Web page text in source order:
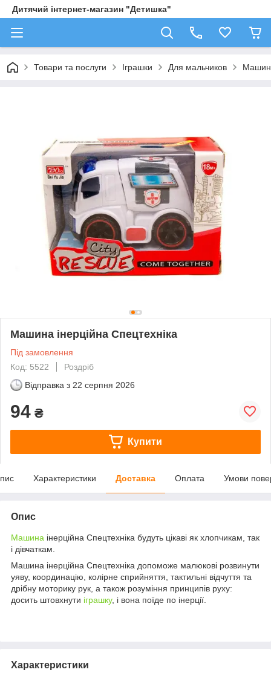
Дитячий інтернет-магазин "Детишка"
Товари та послуги Іграшки Для мальчиков
Машина інерційна Спецтехніка
Під замовлення
Код: 5522
Роздріб
Відправка з 22 серпня 2026
94 ₴
Купити
Характеристики Доставка Оплата Умови
Опис
Машина інерційна Спецтехніка будуть цікаві як хлопчикам, так
і дівчаткам.
Машина інерційна Спецтехніка допоможе малюкові розвинути
уяву, координацію, колірне сприйняття, тактильні відчуття та
дрібну моторику рук, а також розуміння принципів руху:
досить штовхнути іграшку, і вона поїде по інерції.
Характеристики